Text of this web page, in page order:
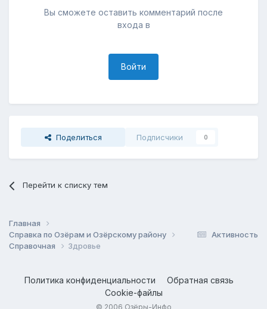
Вы сможете оставить комментарий после
входа в
Войти
Поделиться Подписчики 0
Перейти к списку тем
Активность
Главная
Справка по Озёрам и Озёрскому району
Справочная
Здровье
Политика конфиденциальности
Обратная связь
Cookie-файлы
© 2006 Озёры-Инфо